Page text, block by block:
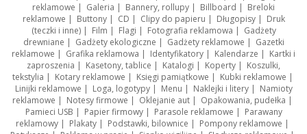
reklamowe | Galeria | Bannery, rollupy | Billboard | Breloki
reklamowe | Buttony| CD | Clipy do papieru | Długopisy| Druk
(teczki i inne)| Film | Flagi | Fotografia reklamowa | Gadżety
drewniane | Gadżety ekologiczne | Gadżety reklamowe | Gazetki
reklamowe | Grafika reklamowa | Identyfikatory | Kalendarze | Kartki i
zaproszenia | Kasetony, tablice | Katalogi | Koperty | Koszulki,
tekstylia | Kotary reklamowe | Księgi pamiątkowe | Kubki reklamowe |
Linijki reklamowe | Loga, logotypy| Menu | Naklejki i litery| Namioty
reklamowe | Notesy firmowe | Oklejanie aut | Opakowania, pudełka |
Pamieci USB | Papier firmowy| Parasole reklamowe | Parawany
reklamowy | Plakaty | Podstawki, bilownice | Pompony reklamowe |